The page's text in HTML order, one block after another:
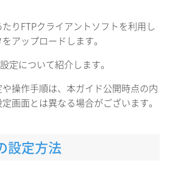
りFTPクライアントソフトを利用し
アップロードします。
定について紹介します。
操作手順は、本ガイド公開時点の内
画面とは異なる場合がございます。
設定方法